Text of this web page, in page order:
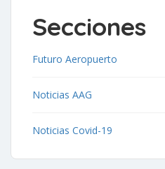
Secciones
Futuro Aeropuerto
Noticias AAG
Noticias Covid-19